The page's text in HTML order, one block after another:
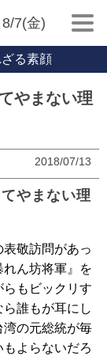
8/7(金)
る素顔
やまない理
2018/07/13
やまない理
敬訪問があっ
ん坊将軍』を
もビックリす
誰もが耳にし
湾の元総統が毎
よらないだろ